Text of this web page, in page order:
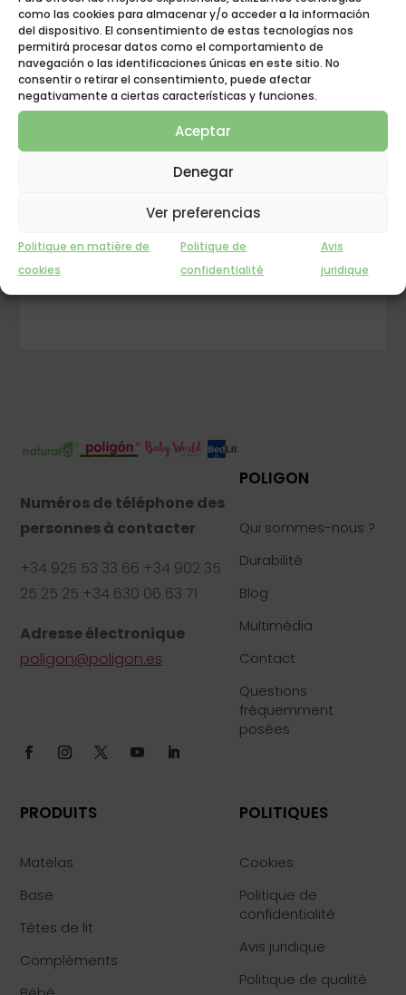
como las cookies para almacenar y/o acceder a la información
del dispositivo. El consentimiento de estas tecnologías nos
permitirá procesar datos como el comportamiento de
navegación o las identificaciones únicas en este sitio. No
consentir o retirar el consentimiento, puede afectar
negativamente a ciertas características y funciones.
Aceptar
Denegar
Ver preferencias
Politique en matière de
cookies
Politique de
confidentialité
Avis
juridique
DEMANDEZ LE MAGASIN LE PLUS PROCHE DE
INFORMATION
Numéros de téléphone des
personnes à contacter
+34 925 53 33 66 +34 902 35
25 25 25 +34 630 06 63 71
Adresse électronique
poligon@poligon.es
POLIGON
Qui sommes-nous ?
Durabilité
Blog
Multimédia
Contact
Questions
fréquemment
posées
PRODUITS
Matelas
Base
Têtes de lit
Compléments
POLITIQUES
Cookies
Politique de
confidentialité
Avis juridique
Politique de qualité